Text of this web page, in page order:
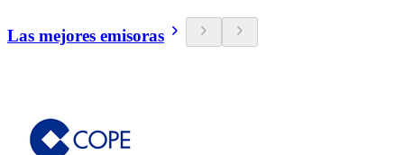
Las mejores emisoras